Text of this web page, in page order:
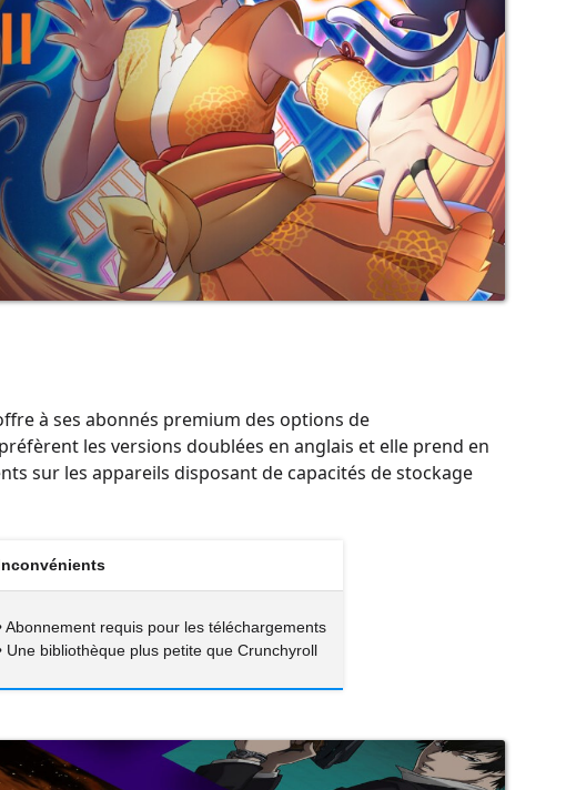
à ses abonnés premium des options de
les versions doublées en anglais et elle prend en
sur les appareils disposant de capacités de stockage
Abonnement requis pour les téléchargements
Une bibliothèque plus petite que Crunchyroll